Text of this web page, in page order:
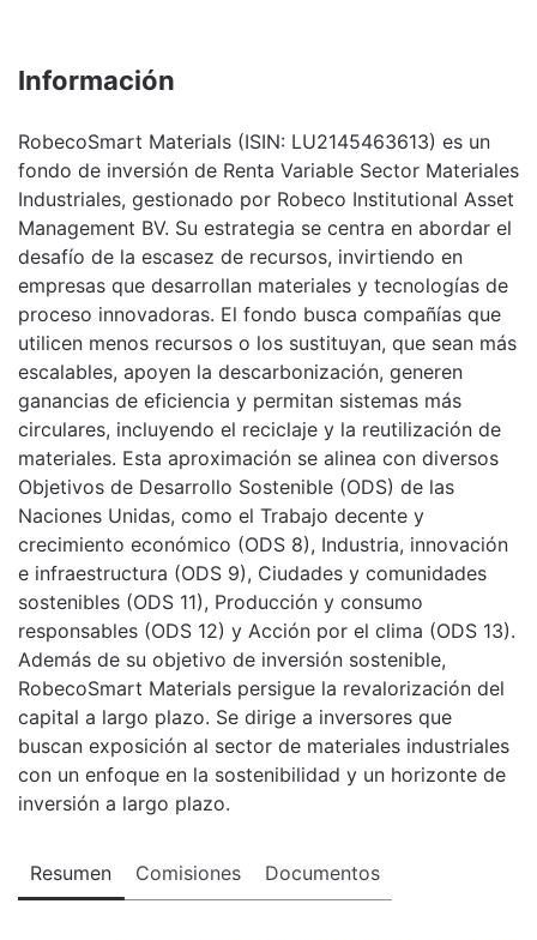
Información
RobecoSmart Materials (ISIN: LU2145463613) es un
fondo de inversión de Renta Variable Sector Materiales
Industriales, gestionado por Robeco Institutional Asset
Management BV. Su estrategia se centra en abordar el
desafío de la escasez de recursos, invirtiendo en
empresas que desarrollan materiales y tecnologías de
proceso innovadoras. El fondo busca compañías que
utilicen menos recursos o los sustituyan, que sean más
escalables, apoyen la descarbonización, generen
ganancias de eficiencia y permitan sistemas más
circulares, incluyendo el reciclaje y la reutilización de
materiales. Esta aproximación se alinea con diversos
Objetivos de Desarrollo Sostenible (ODS) de las
Naciones Unidas, como el Trabajo decente y
crecimiento económico (ODS 8), Industria, innovación
e infraestructura (ODS 9), Ciudades y comunidades
sostenibles (ODS 11), Producción y consumo
responsables (ODS 12) y Acción por el clima (ODS 13).
Además de su objetivo de inversión sostenible,
RobecoSmart Materials persigue la revalorización del
capital a largo plazo. Se dirige a inversores que
buscan exposición al sector de materiales industriales
con un enfoque en la sostenibilidad y un horizonte de
inversión a largo plazo.
Resumen Comisiones Documentos